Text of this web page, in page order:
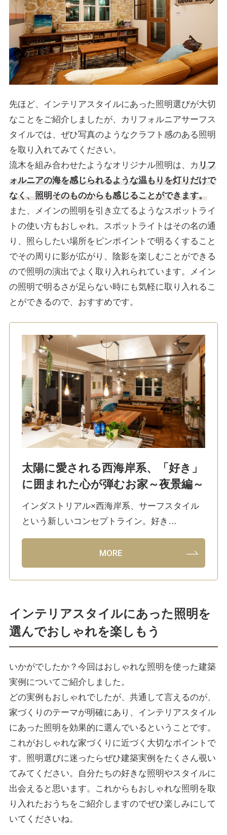
先ほど、インテリアスタイルにあった照明選びが大切
なことをご紹介しましたが、カリフォルニアサーフス
タイルでは、ぜひ写真のようなクラフト感のある照明
を取り入れてみてください。
流木を組み合わせたようなオリジナル照明は、カリフ
ォルニアの海を感じられるような温もりを灯りだけで
なく、照明そのものからも感じることができます。
また、メインの照明を引き立てるようなスポットライ
トの使い方もおしゃれ。スポットライトはその名の通
り、照らしたい場所をピンポイントで明るくすること
でその周りに影が広がり、陰影を楽しむことができる
ので照明の演出でよく取り入れられています。メイン
の照明で明るさが足らない時にも気軽に取り入れるこ
とができるので、おすすめです。
太陽に愛される西海岸系、「好き」
に囲まれた心が弾むお家～夜景編～
インダストリアル×西海岸系、サーフスタイル
という新しいコンセプトライン。好き…
MORE
インテリアスタイルにあった照明を
選んでおしゃれを楽しもう
いかがでしたか？今回はおしゃれな照明を使った建築
実例についてご紹介しました。
どの実例もおしゃれでしたが、共通して言えるのが、
家づくりのテーマが明確にあり、インテリアスタイル
にあった照明を効果的に選んでいるということです。
これがおしゃれな家づくりに近づく大切なポイントで
す。照明選びに迷ったらぜひ建築実例をたくさん覗い
てみてください。自分たちの好きな照明やスタイルに
出会えると思います。これからもおしゃれな照明を取
り入れたおうちをご紹介しますのでぜひ楽しみにして
いてくださいね。